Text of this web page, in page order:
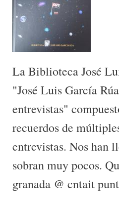
La Biblioteca José
"José Luis García
entrevistas"
recuerdos de
entrevistas. Nos han
sobran muy pocos.
granada @ cntait